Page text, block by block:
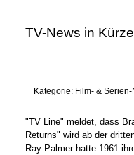
TV-News in
Kategorie: Film- & Serien-
"TV Line" meldet, dass
Returns" wird ab der
Ray Palmer hatte 1961